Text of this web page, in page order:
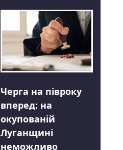
Черга на півроку
вперед: на
окупованій
Луганщині
неможливо